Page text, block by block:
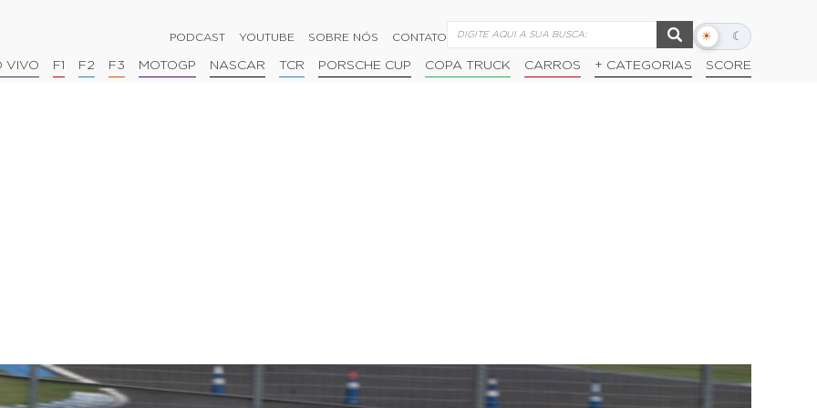
PODCAST YOUTUBE SOBRE NÓS CONTATO ☀ ☾
Alternar
escuro
VIVO F1 F2 F3 MOTOGP NASCAR TCR PORSCHE CUP COPA TRUCK CARROS + CATEGORIAS SCORE